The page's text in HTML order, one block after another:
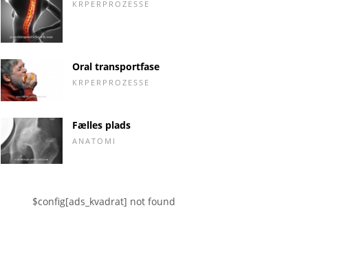
KRPERPROZESSE
Oral transportfase
KRPERPROZESSE
Fælles plads
ANATOMI
$config[ads_kvadrat] not found